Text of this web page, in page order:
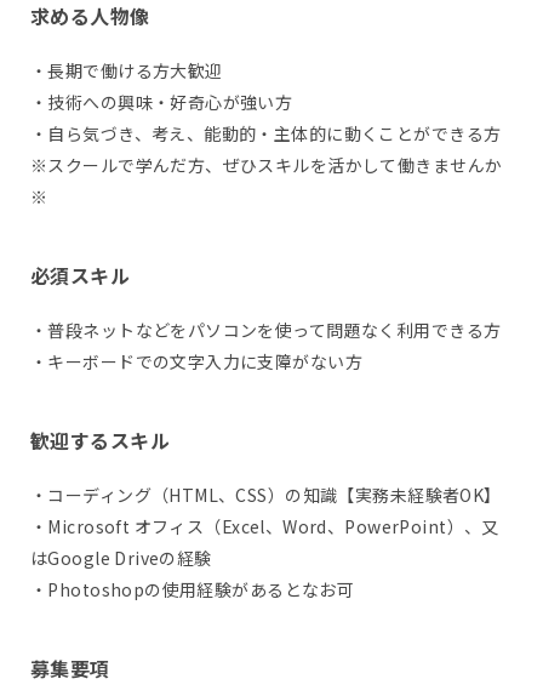
求める人物像
・長期で働ける方大歓迎
・技術への興味・好奇心が強い方
・自ら気づき、考え、能動的・主体的に動くことができる方
※スクールで学んだ方、ぜひスキルを活かして働きませんか
※
必須スキル
・普段ネットなどをパソコンを使って問題なく利用できる方
・キーボードでの文字入力に支障がない方
歓迎するスキル
・コーディング（HTML、CSS）の知識【実務未経験者OK】
・Microsoft オフィス（Excel、Word、PowerPoint）、又
はGoogle Driveの経験
・Photoshopの使用経験があるとなお可
募集要項